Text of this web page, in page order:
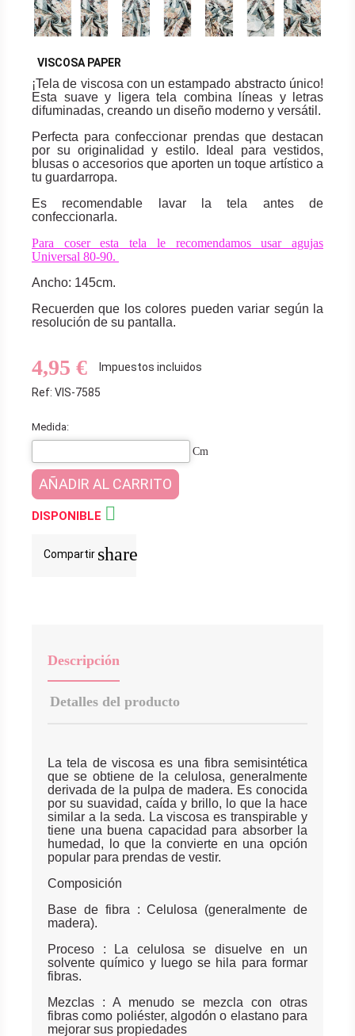
VISCOSA PAPER
¡Tela de viscosa con un estampado abstracto único!
Esta suave y ligera tela combina líneas y letras
difuminadas, creando un diseño moderno y versátil.
Perfecta para confeccionar prendas que destacan
por su originalidad y estilo. Ideal para vestidos,
blusas o accesorios que aporten un toque artístico a
tu guardarropa.
Es recomendable lavar la tela antes de
confeccionarla.
Para coser esta tela le recomendamos usar agujas
Universal 80-90.
Ancho: 145cm.
Recuerden que los colores pueden variar según la
resolución de su pantalla.
4,95 €
Impuestos incluidos
Ref: VIS-7585
Medida:
Cm
AÑADIR AL CARRITO
DISPONIBLE 
Compartir share
Descripción
Detalles del producto
La tela de viscosa es una fibra semisintética
que se obtiene de la celulosa, generalmente
derivada de la pulpa de madera. Es conocida
por su suavidad, caída y brillo, lo que la hace
similar a la seda. La viscosa es transpirable y
tiene una buena capacidad para absorber la
humedad, lo que la convierte en una opción
popular para prendas de vestir.
Composición
Base de fibra : Celulosa (generalmente de
madera).
Proceso : La celulosa se disuelve en un
solvente químico y luego se hila para formar
fibras.
Mezclas : A menudo se mezcla con otras
fibras como poliéster, algodón o elastano para
mejorar sus propiedades